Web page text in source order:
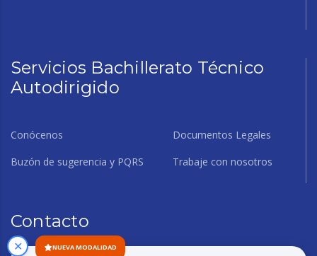
✕ NUEVA MODALIDAD
Servicios Bachillerato Técnico
Autodirigido
Conócenos
Documentos Legales
Buzón de sugerencia y PQRS
Trabaje con nosotros
Contacto